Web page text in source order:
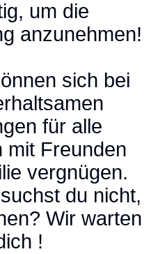
um die
anzunehmen!
sich bei
für alle
mit Freunden
vergnügen.
du nicht,
Wir warten
!